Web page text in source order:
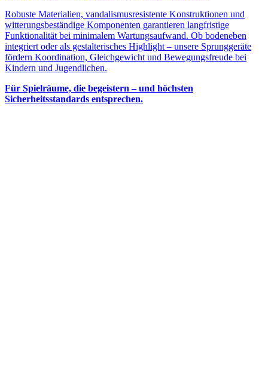
Robuste Materialien, vandalismusresistente Konstruktionen und
witterungsbeständige Komponenten garantieren langfristige
Funktionalität bei minimalem Wartungsaufwand. Ob bodeneben
integriert oder als gestalterisches Highlight – unsere Sprunggeräte
fördern Koordination, Gleichgewicht und Bewegungsfreude bei
Kindern und Jugendlichen.
Für Spielräume, die begeistern – und höchsten
Sicherheitsstandards entsprechen.